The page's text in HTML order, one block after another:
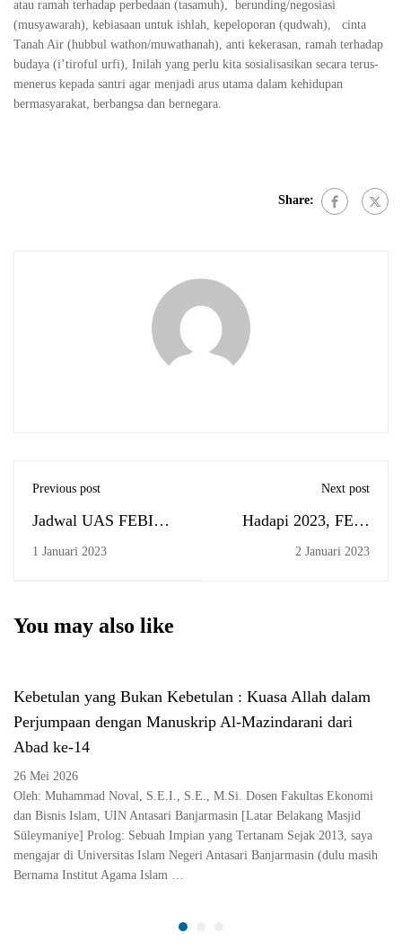
atau ramah terhadap perbedaan (tasamuh), berunding/negosiasi
(musyawarah), kebiasaan untuk ishlah, kepeloporan (qudwah), cinta
Tanah Air (hubbul wathon/muwathanah), anti kekerasan, ramah terhadap
budaya (i’tiroful urfi), Inilah yang perlu kita sosialisasikan secara terus-
menerus kepada santri agar menjadi arus utama dalam kehidupan
bermasyarakat, berbangsa dan bernegara.
Share:
Previous post
Jadwal UAS FEBI
Ganjil 2022-2023
1 Januari 2023
Next post
Hadapi 2023, FEBI
adakan evaluasi
2 Januari 2023
You may also like
Kebetulan yang Bukan Kebetulan : Kuasa Allah dalam
Perjumpaan dengan Manuskrip Al-Mazindarani dari
Abad ke-14
26 Mei 2026
Oleh: Muhammad Noval, S.E.I., S.E., M.Si. Dosen Fakultas Ekonomi
dan Bisnis Islam, UIN Antasari Banjarmasin [Latar Belakang Masjid
Süleymaniye] Prolog: Sebuah Impian yang Tertanam Sejak 2013, saya
mengajar di Universitas Islam Negeri Antasari Banjarmasin (dulu masih
Bernama Institut Agama Islam …